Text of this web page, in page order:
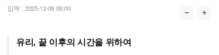
입력 : 2025-12-09 06:00
유리, 끝 이후의 시간을 위하여